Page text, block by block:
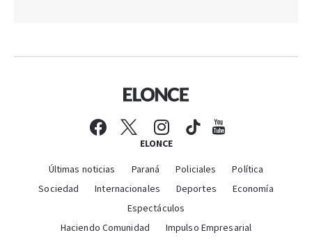
ELONCE
Últimas noticias Paraná Policiales
Política
Sociedad
Internacionales Deportes
Economía
Espectáculos
Haciendo Comunidad
Impulso Empresarial